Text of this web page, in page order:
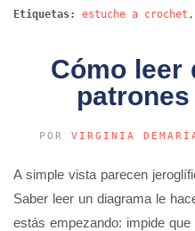
Etiquetas:
estuche a crochet ,
Cómo leer
POR VIRGINIA
A simple vista parecen
Saber leer un diagrama le
estás empezando: impide